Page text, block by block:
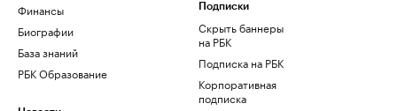
Финансы
Биографии
База знаний
РБК Образование
Подписки
Скрыть баннеры
на РБК
Подписка на РБК
Корпоративная
подписка